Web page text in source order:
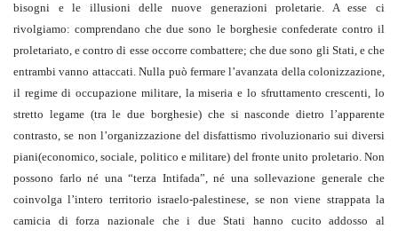
bisogni e le illusioni delle nuove generazioni proletarie. A esse ci
rivolgiamo: comprendano che due sono le borghesie confederate contro il
proletariato, e contro di esse occorre combattere; che due sono gli Stati, e che
entrambi vanno attaccati. Nulla può fermare l’avanzata della colonizzazione,
il regime di occupazione militare, la miseria e lo sfruttamento crescenti, lo
stretto legame (tra le due borghesie) che si nasconde dietro l’apparente
contrasto, se non l’organizzazione del disfattismo rivoluzionario sui diversi
piani(economico, sociale, politico e militare) del fronte unito proletario. Non
possono farlo né una “terza Intifada”, né una sollevazione generale che
coinvolga l’intero territorio israelo-palestinese, se non viene strappata la
camicia di forza nazionale che i due Stati hanno cucito addosso al